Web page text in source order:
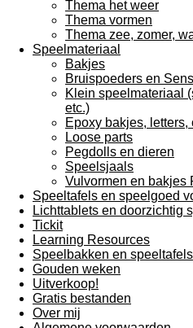
Thema het weer
Thema vormen
Thema zee, zomer,
Speelmateriaal
Bakjes
Bruispoeders en
Klein speelmateriaal
etc.)
Epoxy bakjes,
Loose parts
Pegdolls en dieren
Speelsjaals
Vulvormen en bakjes
Speeltafels en speelgoed
Lichttablets en doorzichtig
Tickit
Learning Resources
Speelbakken en speeltafels
Gouden weken
Uitverkoop!
Gratis bestanden
Over mij